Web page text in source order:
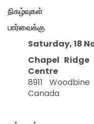
நிகழ்வுகள்
பார்வைக்கு
Saturday, 18
Chapel
Centre
8911
Canada